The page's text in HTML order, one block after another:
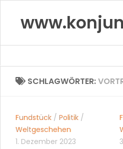
content
SCHLAGWÖRTER:
Fundstück / Politik /
Weltgeschehen
1. Dezember 2023